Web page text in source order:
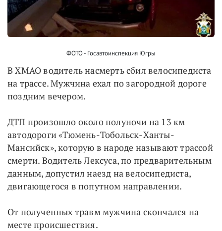
ФОТО - Госавтоинспекция Югры
В ХМАО водитель насмерть сбил велосипедиста
на трассе. Мужчина ехал по загородной дороге
поздним вечером.
ДТП произошло около полуночи на 13 км
автодороги «Тюмень-Тобольск-Ханты-
Мансийск», которую в народе называют трассой
смерти. Водитель Лексуса, по предварительным
данным, допустил наезд на велосипедиста,
двигающегося в попутном направлении.
От полученных травм мужчина скончался на
месте происшествия.